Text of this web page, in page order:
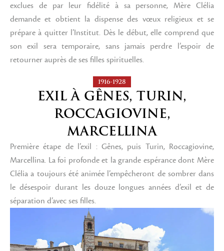
exclues de par leur fidélité à sa personne, Mère Clélia
demande et obtient la dispense des vœux religieux et se
prépare à quitter l’Institut. Dès le début, elle comprend que
son exil sera temporaire, sans jamais perdre l’espoir de
retourner auprès de ses filles spirituelles.
1916-1928
EXIL À GÊNES, TURIN,
ROCCAGIOVINE,
MARCELLINA
Première étape de l’exil : Gênes, puis Turin, Roccagiovine,
Marcellina. La foi profonde et la grande espérance dont Mère
Clélia a toujours été animée l’empêcheront de sombrer dans
le désespoir durant les douze longues années d’exil et de
séparation d’avec ses filles.